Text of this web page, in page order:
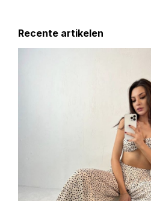
Recente artikelen